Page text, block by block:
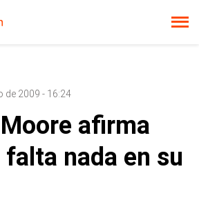
de 2009 - 16:24
afirma
falta nada en su